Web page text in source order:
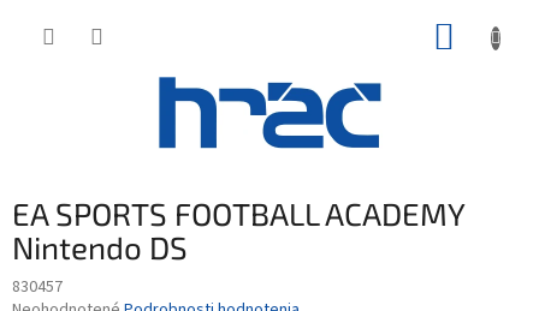
EA SPORTS FOOTBALL ACADEMY
Nintendo DS
830457